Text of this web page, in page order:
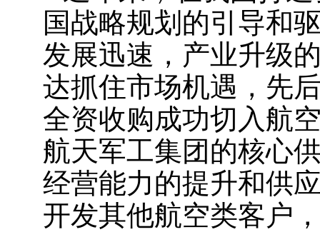
国战略规划的引导和
发展迅速，产业升级
达抓住市场机遇，先
全资收购成功切入航
航天军工集团的核心
经营能力的提升和供
开发其他航空类客户